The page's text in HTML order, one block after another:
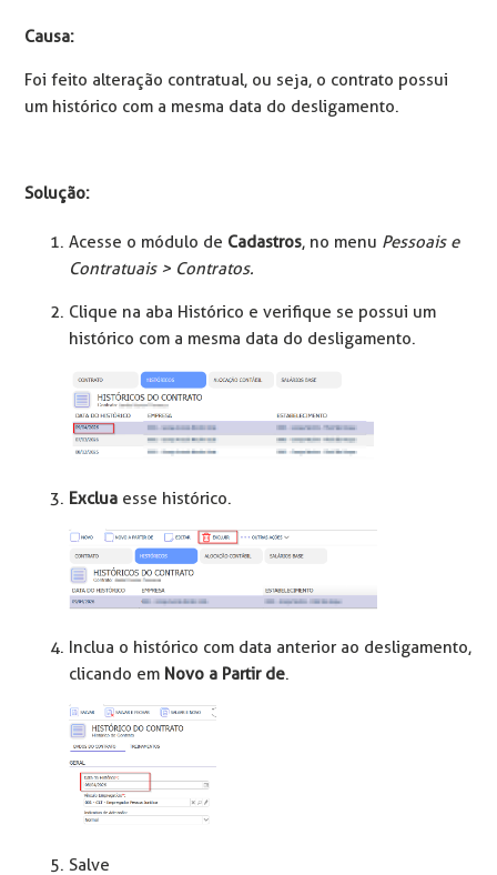
Causa:
Foi feito alteração contratual, ou seja, o contrato possui
um histórico com a mesma data do desligamento.
Solução:
Acesse o módulo de Cadastros, no menu Pessoais e
Contratuais > Contratos.
Clique na aba Histórico e verifique se possui um
histórico com a mesma data do desligamento.
Exclua esse histórico.
Inclua o histórico com data anterior ao desligamento,
clicando em Novo a Partir de.
Salve